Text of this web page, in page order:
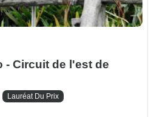
- Circuit de l'est de
Lauréat Du Prix